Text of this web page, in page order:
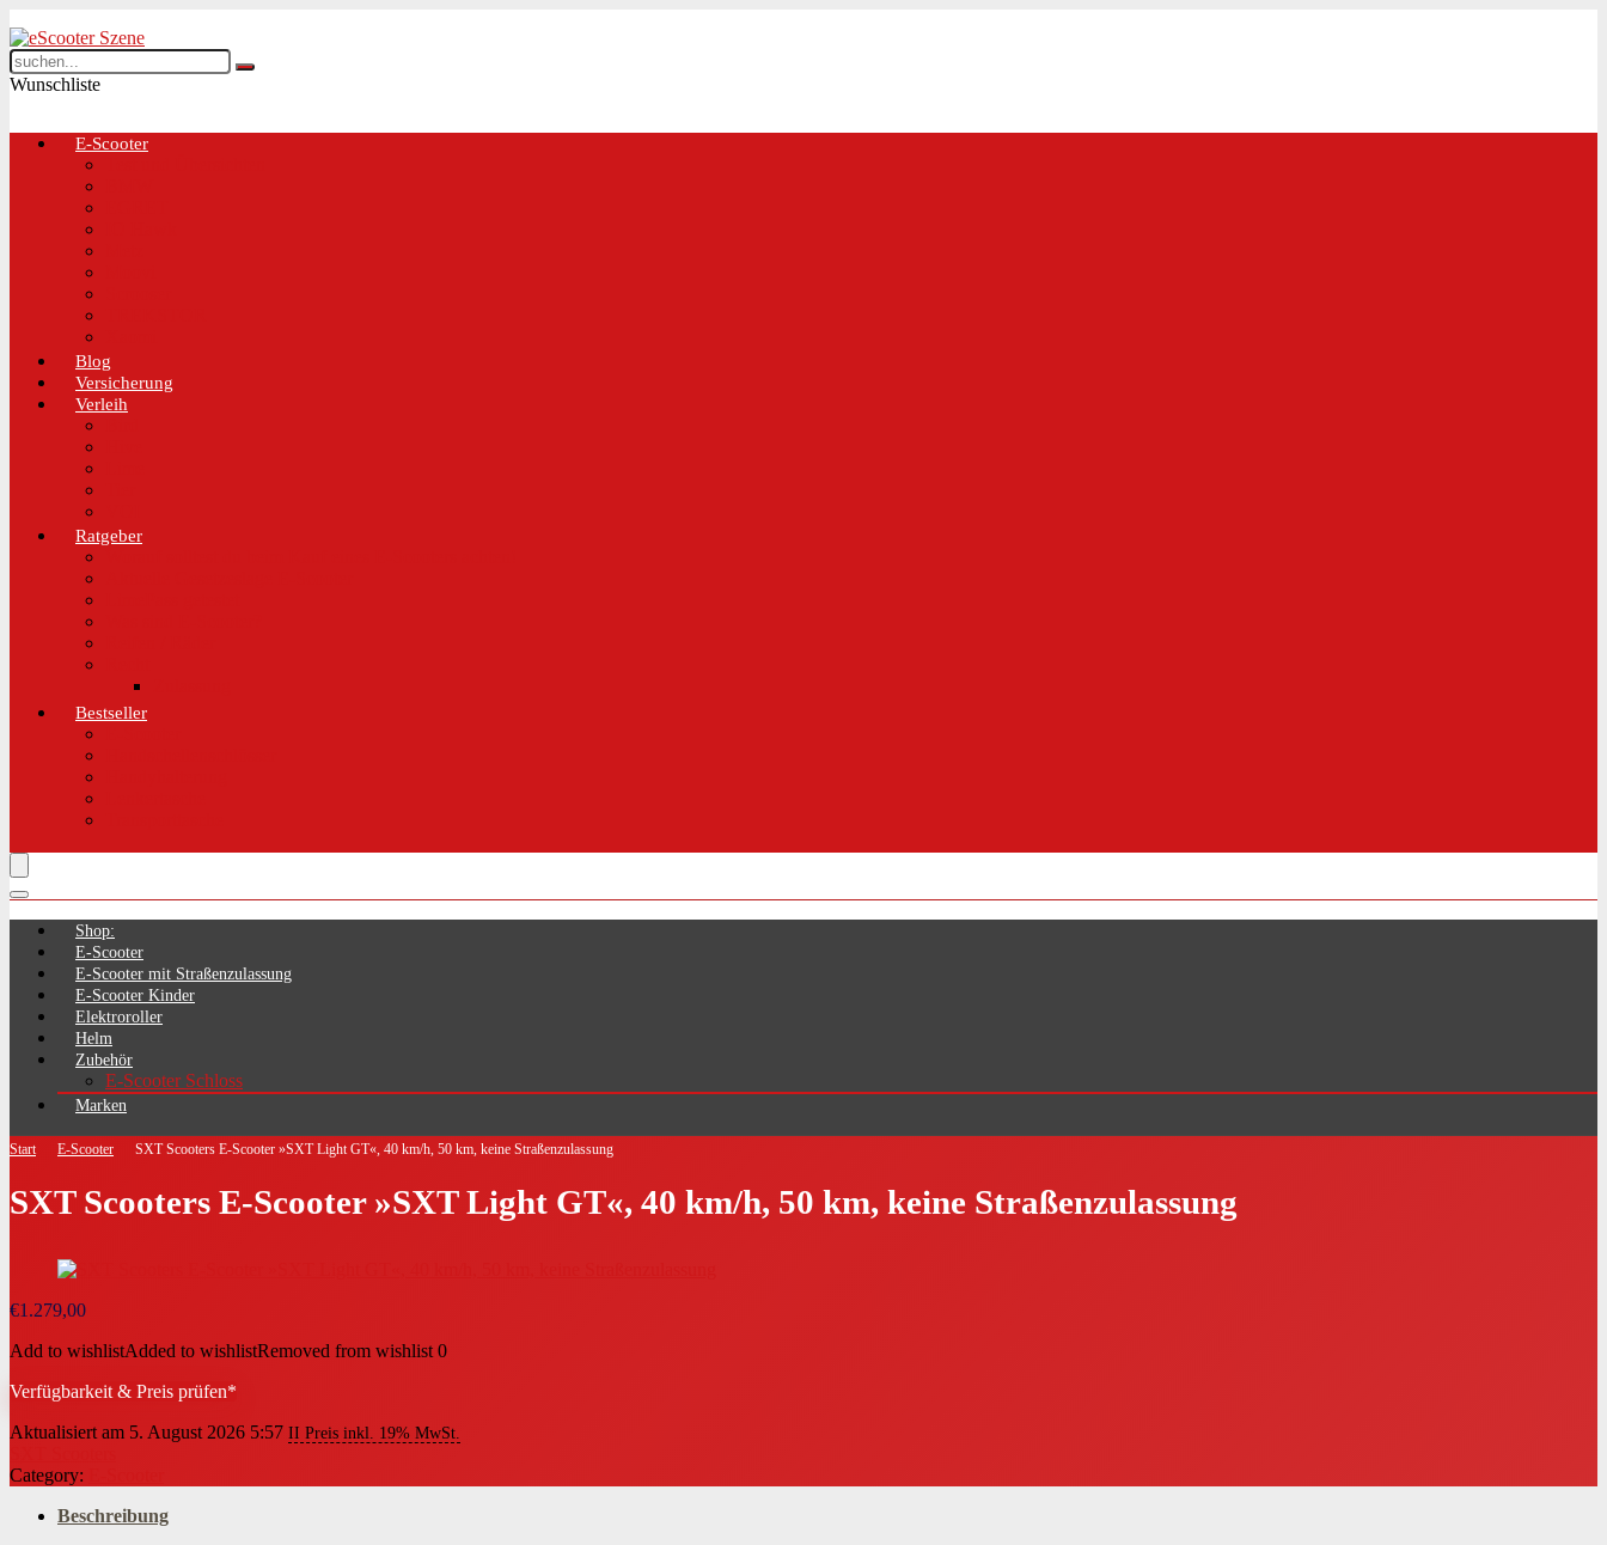
Wunschliste
E-Scooter
Blog
Versicherung
Verleih
Ratgeber
Bestseller
Shop:
E-Scooter
E-Scooter mit Straßenzulassung
E-Scooter Kinder
Elektroroller
Helm
Zubehör
E-Scooter Schloss
Marken
Start E-Scooter SXT Scooters E-Scooter »SXT Light GT«, 40 km/h, 50 km, keine Straßenzulassung
SXT Scooters E-Scooter »SXT Light GT«, 40 km/h, 50 km, keine Straßenzulassung
€1.279,00
Add to wishlistAdded to wishlistRemoved from wishlist 0
Verfügbarkeit & Preis prüfen*
Aktualisiert am 5. August 2026 5:57 II Preis inkl. 19% MwSt.
Category:
Beschreibung